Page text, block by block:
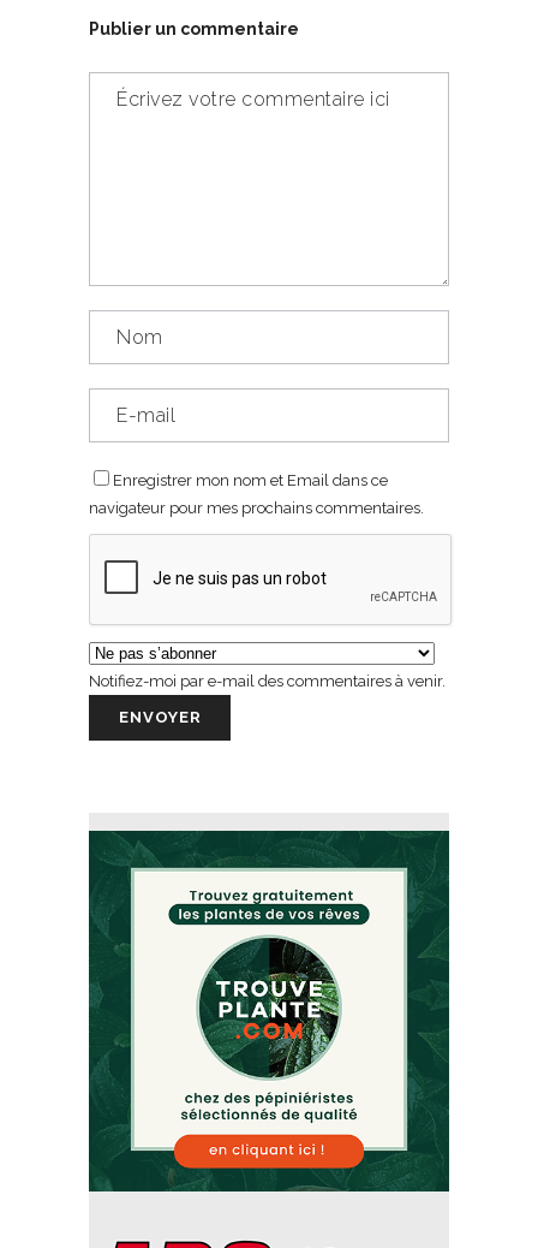
Publier un commentaire
Enregistrer mon nom et Email dans ce
navigateur pour mes prochains commentaires.
Notifiez-moi par e-mail des commentaires à venir.